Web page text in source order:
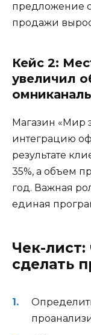
предложение
продажи
Кейс 2:
увеличил
Магазин «Мир
интеграцию
результате
35%, а объем
год. Важная
единая
Чек-лист:
сделать